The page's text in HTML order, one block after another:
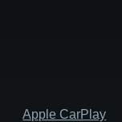
Apple CarPlay